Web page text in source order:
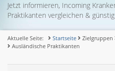
Jetzt informieren, Incoming
Praktikanten vergleichen &
Aktuelle Seite: Startseite Zielgruppen
Ausländische Praktikanten